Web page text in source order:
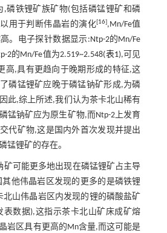
,磷铁锂矿族矿物(包括磷锰锂矿和磷
用于判断伟晶岩的演化[16],Mn/Fe值
。电子探针数据显示:Ntp-2的Mn/Fe
2的Mn/Fe值为2.519~2.548(表1),可见
高,具有更趋向于晚期形成的特征,这
磷锰锂矿应晚于磷锰钠矿形成,为磷
此,综上所述,我们认为茶卡北山稀有
锰钠矿应为原生矿物,而Ntp-2上发育
代矿物,这是国内外首次发现并提出
锰锂矿的存在。
矿可能更多地出现在磷锰锂矿占主导
他伟晶岩区发现的更多的是磷铁锂
北山伟晶岩区内发现的锂的磷酸盐矿
表数据),这指示茶卡北山矿床成矿熔
岩区具有更高的Mn含量,而这可能是